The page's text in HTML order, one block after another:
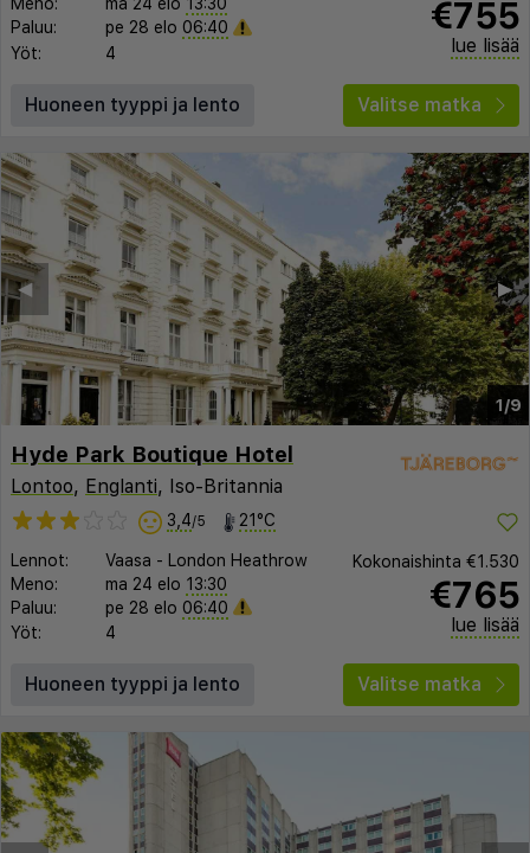
Meno:
ma 24 elo 13:30
Paluu:
pe 28 elo 06:40
Yöt:
4
€755
lue lisää
Huoneen tyyppi ja lento Valitse matka
1/9
▶︎
◀︎
Hyde Park Boutique Hotel
Lontoo, Englanti, Iso-Britannia
3,4/5 21°C
Lennot: Vaasa -
London Heathrow
Meno:
ma 24 elo 13:30
Paluu:
pe 28 elo 06:40
Yöt:
4
Kokonaishinta €1.530
€765
lue lisää
Huoneen tyyppi ja lento Valitse matka